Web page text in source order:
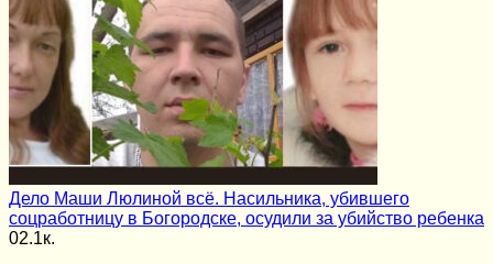
Дело Маши Люлиной всё. Насильника, убившего
соцработницу в Богородске, осудили за убийство ребенка
02.1к.